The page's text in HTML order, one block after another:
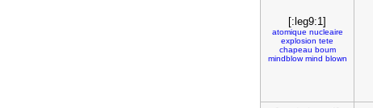
[:leg9:1]
atomique nucleaire
explosion tete
chapeau boum
mindblow mind blown